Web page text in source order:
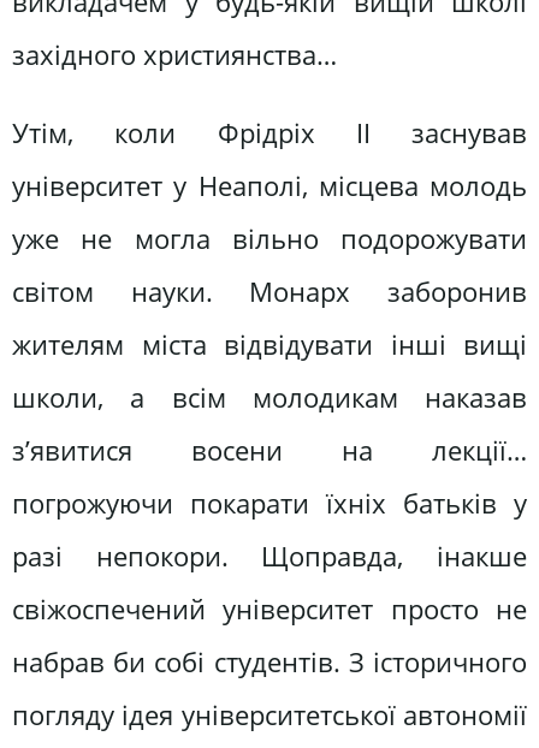
західного християнства…
Утім, коли Фрідріх II заснував
університет у Неаполі, місцева молодь
уже не могла вільно подорожувати
світом науки. Монарх заборонив
жителям міста відвідувати інші вищі
школи, а всім молодикам наказав
з’явитися восени на лекції…
погрожуючи покарати їхніх батьків у
разі непокори. Щоправда, інакше
свіжоспечений університет просто не
набрав би собі студентів. З історичного
погляду ідея університетської автономії